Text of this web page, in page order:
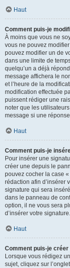
Haut
Comment puis-je
À moins que vous ne
vous ne pouvez
pouvez modifier un de
dans une limite de
quelqu’un a déjà
message affichera le
et l’heure de la
modification effectuée
puissent rédiger une
noter que les
message si une
Haut
Comment puis-je
Pour insérer une
créer une depuis le
pouvez cocher la case
rédaction afin d’insérer
signature qui sera
dans le panneau de
option, il ne vous sera
d’insérer votre signature.
Haut
Comment puis-je créer
Lorsque vous rédigez
sujet, cliquez sur